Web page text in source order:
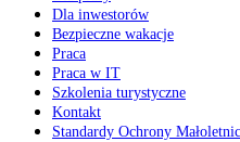
Dla inwestorów
Bezpieczne wakacje
Praca
Praca w IT
Szkolenia turystyczne
Kontakt
Standardy Ochrony